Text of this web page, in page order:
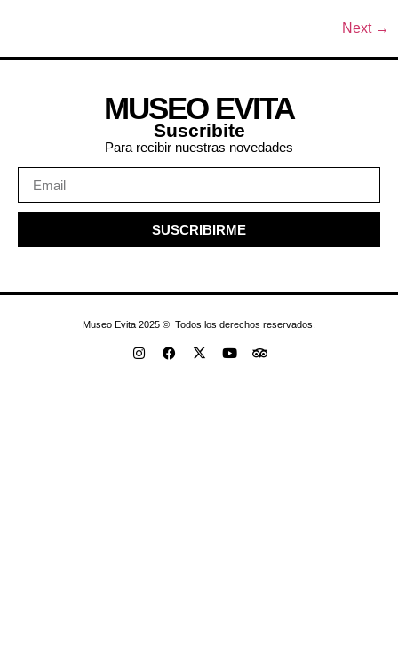
Next →
MUSEO EVITA
Suscribite
Para recibir nuestras novedades
SUSCRIBIRME
Museo Evita 2025 © Todos los derechos reservados.